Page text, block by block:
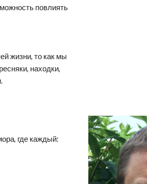
повлиять
жизни, то как мы
находки,
где каждый: